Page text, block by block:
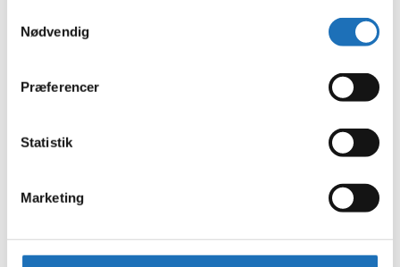
Nødvendig
Præferencer
Statistik
Marketing
februar 2023
januar 2023
oktober 2022
juli 2022
juni 2022
marts 2022